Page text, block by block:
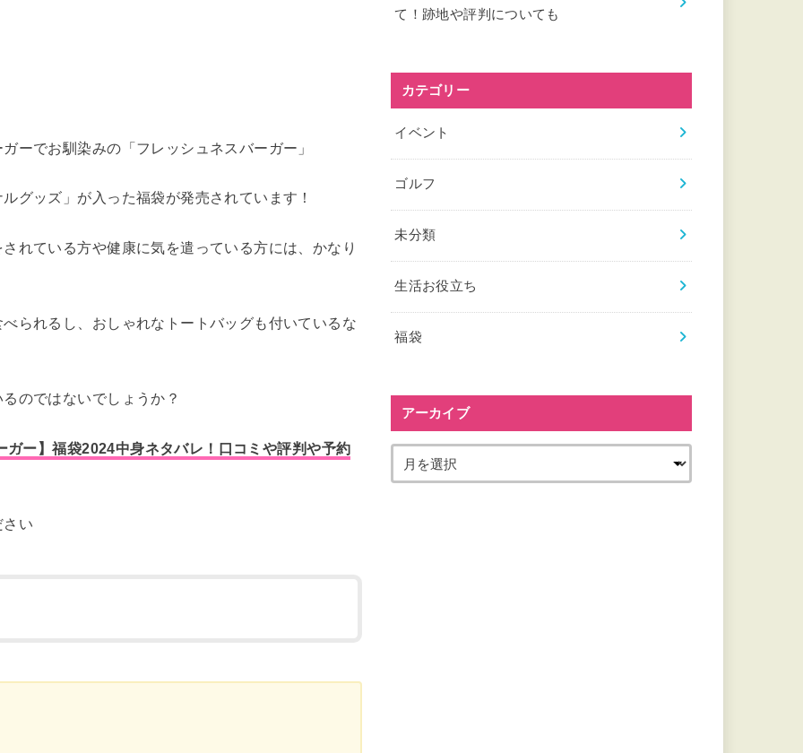
ーでお馴染みの「フレッシュネスバーガー」
グッズ」が入った福袋が発売されています！
れている方や健康に気を遣っている方には、かなり
られるし、おしゃれなトートバッグも付いているな
のではないでしょうか？
ー】福袋2024中身ネタバレ！口コミや評判や予約
い
て！跡地や評判についても
カテゴリー
イベント
ゴルフ
未分類
生活お役立ち
福袋
アーカイブ